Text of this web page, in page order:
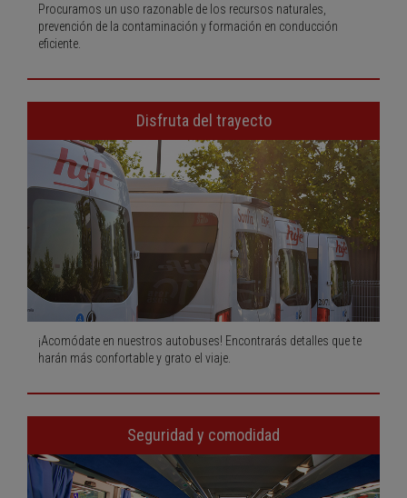
Procuramos un uso razonable de los recursos naturales,
prevención de la contaminación y formación en conducción
eficiente.
Disfruta del trayecto
¡Acomódate en nuestros autobuses! Encontrarás detalles que te
harán más confortable y grato el viaje.
Seguridad y comodidad